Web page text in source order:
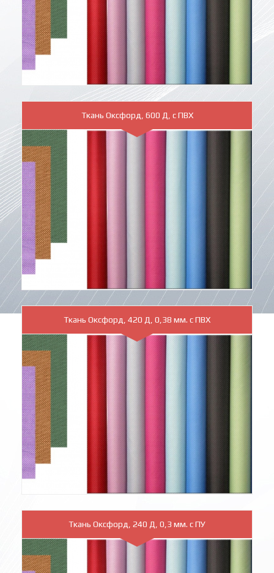
Ткань Оксфорд, 600 Д, с ПВХ
Ткань Оксфорд, 420 Д, 0,38 мм. с ПВХ
Ткань Оксфорд, 240 Д, 0,3 мм. с ПУ